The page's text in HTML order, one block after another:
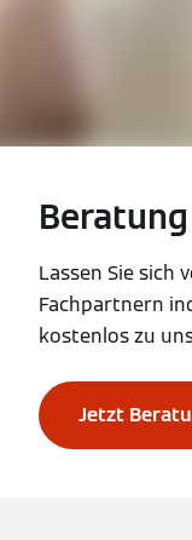
Lassen Sie sich
Fachpartnern
kostenlos zu
Jetzt